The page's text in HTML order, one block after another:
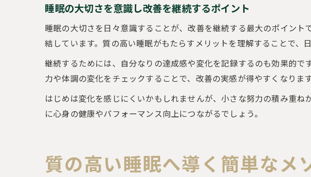
睡眠の大切さを意識し改善を継続するポイント
睡眠の大切さを日々意識することが、改善を継続する最大のポイン
結しています。質の高い睡眠がもたらすメリットを理解することで、
継続するためには、自分なりの達成感や変化を記録するのも効果的
力や体調の変化をチェックすることで、改善の実感が得やすくなります
はじめは変化を感じにくいかもしれませんが、小さな努力の積み重
に心身の健康やパフォーマンス向上につながるでしょう。
質の高い睡眠へ導く簡単なメ